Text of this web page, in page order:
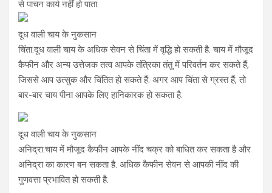
से पाचन कार्य नहीं हो पाता.
दूध वाली चाय के नुकसान
चिंता:दूध वाली चाय के अधिक सेवन से चिंता में वृद्धि हो सकती है. चाय में मौजूद
कैफीन और अन्य उत्तेजक तत्व आपके तंत्रिका तंतु में परिवर्तन कर सकते हैं,
जिससे आप उत्सुक और चिंतित हो सकते हैं. अगर आप चिंता से ग्रस्त हैं, तो
बार-बार चाय पीना आपके लिए हानिकारक हो सकता है.
दूध वाली चाय के नुकसान
अनिद्रा:चाय में मौजूद कैफीन आपके नींद चक्र को बाधित कर सकता है और
अनिद्रा का कारण बन सकता है. अधिक कैफीन सेवन से आपकी नींद की
गुणवत्ता प्रभावित हो सकती है.